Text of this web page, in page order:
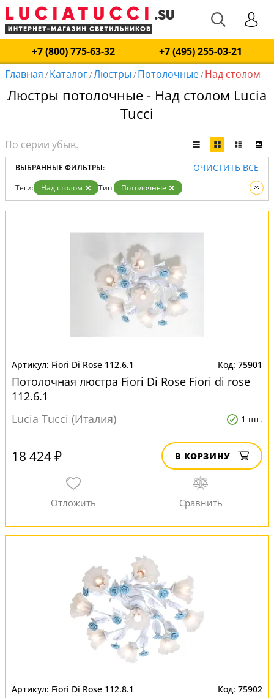
+7 (800) 775-63-32
+7 (495) 255-03-21
Главная / Каталог/Люстры / Потолочные/ Над столом
Люстры потолочные - Над столом Lucia
Tucci
ВЫБРАННЫЕ ФИЛЬТРЫ: ОЧИСТИТЬ ВСЕ
Теги: Над столом Тип:
Потолочные
Вид:
Люстры
Fiori Di Rose 112.6.1 75901
Потолочная люстра Fiori Di Rose Fiori di rose
112.6.1
Lucia Tucci (Италия)
1 шт.
18 424 ₽ В КОРЗИНУ
Fiori Di Rose 112.8.1 75902